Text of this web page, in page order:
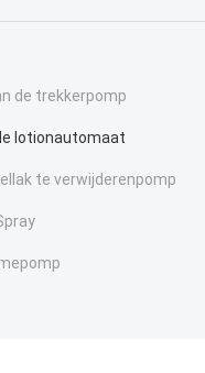
de trekkerpomp
lotionautomaat
te verwijderenpomp